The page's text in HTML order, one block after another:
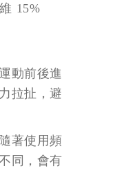
15%
動前後進
拉扯，避
著使用頻
同，會有